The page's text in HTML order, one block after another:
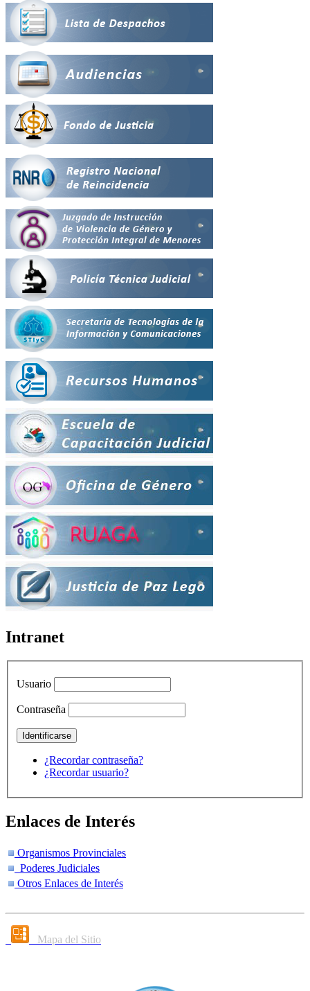
Intranet
Usuario
Contraseña
¿Recordar contraseña?
¿Recordar usuario?
Enlaces de Interés
Organismos Provinciales
Poderes Judiciales
Otros Enlaces de Interés
Mapa del Sitio